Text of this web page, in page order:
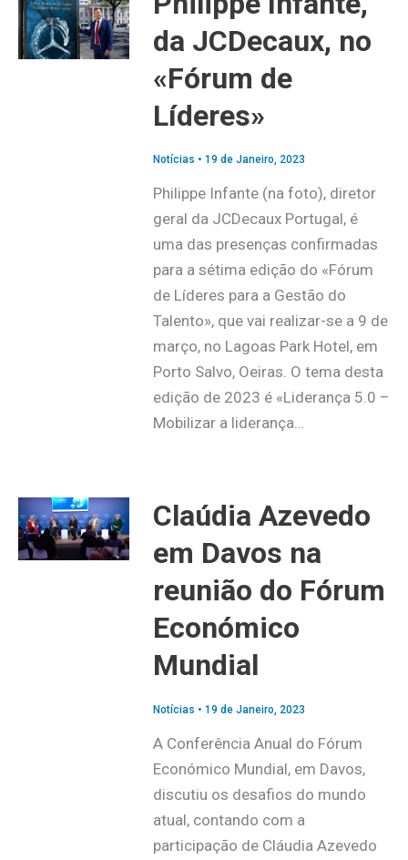
da JCDecaux, no
«Fórum de
Líderes»
Notícias • 19 de Janeiro, 2023
Philippe Infante (na foto), diretor
geral da JCDecaux Portugal, é
uma das presenças confirmadas
para a sétima edição do «Fórum
de Líderes para a Gestão do
Talento», que vai realizar-se a 9 de
março, no Lagoas Park Hotel, em
Porto Salvo, Oeiras. O tema desta
edição de 2023 é «Liderança 5.0 –
Mobilizar a liderança…
Claúdia Azevedo
em Davos na
reunião do Fórum
Económico
Mundial
Notícias • 19 de Janeiro, 2023
A Conferência Anual do Fórum
Económico Mundial, em Davos,
discutiu os desafios do mundo
atual, contando com a
participação de Cláudia Azevedo